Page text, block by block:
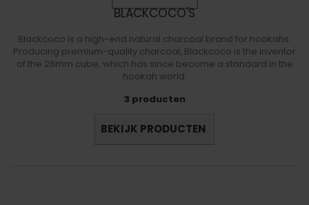
BLACKCOCO'S
Blackcoco is a high-end natural charcoal brand for hookahs.
Producing premium-quality charcoal, Blackcoco is the inventor
of the 26mm cube, which has since become a standard in the
hookah world.
3 producten
BEKIJK PRODUCTEN